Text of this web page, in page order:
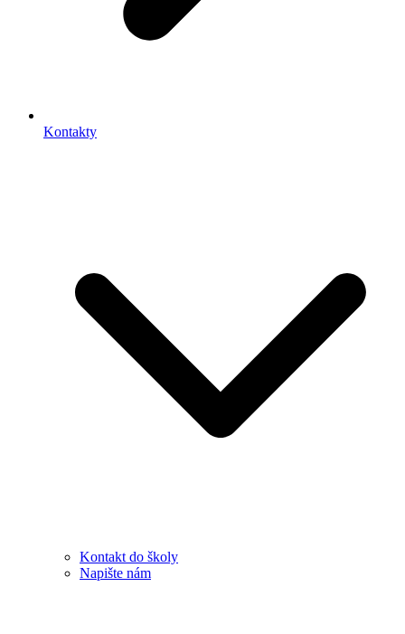
Kontakty
Kontakt do školy
Napište nám